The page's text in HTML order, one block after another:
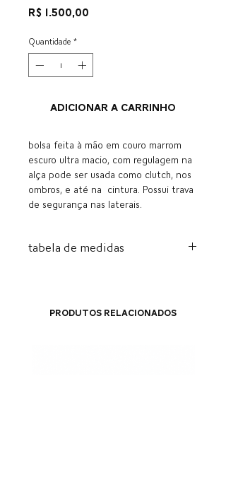
R$ 1.500,00
Quantidade *
ADICIONAR A CARRINHO
bolsa feita à mão em couro marrom
escuro ultra macio, com regulagem na
alça pode ser usada como clutch, nos
ombros, e até na cintura. Possui trava
de segurança nas laterais.
tabela de medidas
15cm 25cm 4cm 47cm
Produtos relacionados